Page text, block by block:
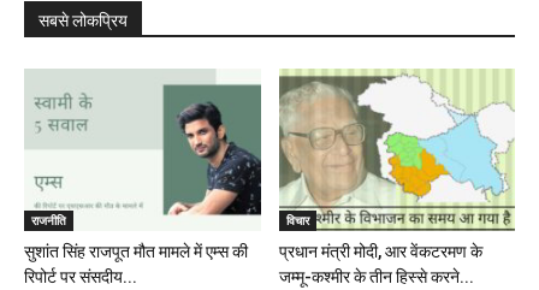
सबसे लोकप्रिय
राजनीति
सुशांत सिंह राजपूत मौत मामले में एम्स की
रिपोर्ट पर संसदीय...
विचार
प्रधान मंत्री मोदी, आर वेंकटरमण के
जम्मू-कश्मीर के तीन हिस्से करने...